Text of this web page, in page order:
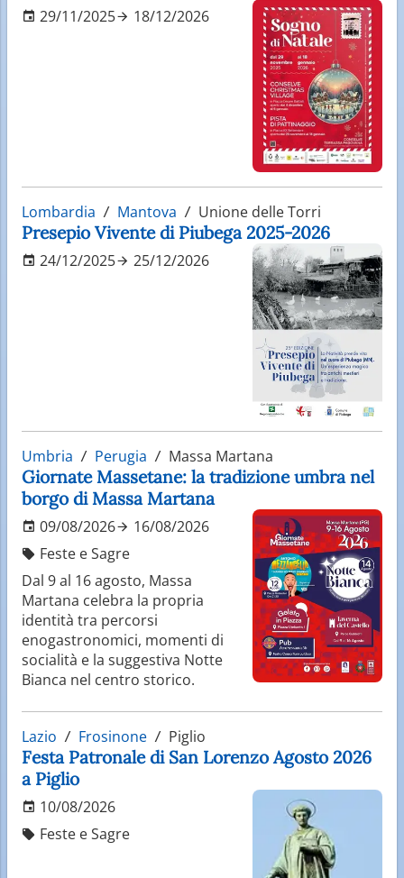
29/11/2025 18/12/2026
Lombardia Mantova Unione delle Torri
Presepio Vivente di Piubega 2025-2026
24/12/2025 25/12/2026
Umbria Perugia Massa Martana
Giornate Massetane: la tradizione umbra nel
borgo di Massa Martana
09/08/2026
16/08/2026
Feste e Sagre
Dal 9 al 16 agosto, Massa
Martana celebra la propria
identità tra percorsi
enogastronomici, momenti di
socialità e la suggestiva Notte
Bianca nel centro storico.
Lazio Frosinone Piglio
Festa Patronale di San Lorenzo Agosto 2026
a Piglio
10/08/2026
Feste e Sagre